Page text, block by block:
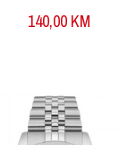
140,00 KM